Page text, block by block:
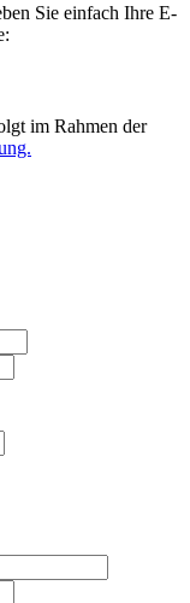
Sie einfach Ihre E-
im Rahmen der